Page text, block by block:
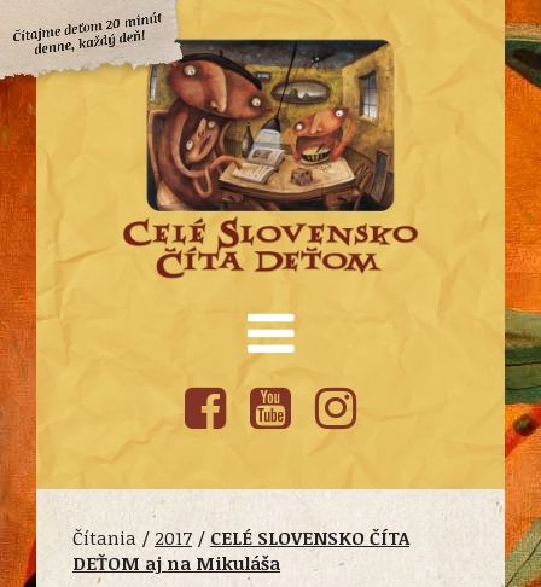
Čítania / 2017 / CELÉ SLOVENSKO ČÍTA
DEŤOM aj na Mikuláša